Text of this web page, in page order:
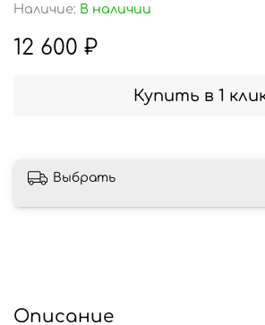
Наличие: В наличии
12 600 ₽
Купить в 1
Выбрать
Описание